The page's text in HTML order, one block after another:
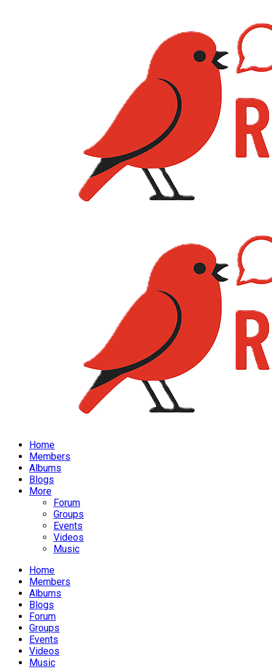
Home
Members
Albums
Blogs
More
Forum
Groups
Events
Videos
Music
Home
Members
Albums
Blogs
Forum
Groups
Events
Videos
Music